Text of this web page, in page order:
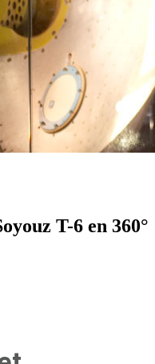
T-6 en 360°